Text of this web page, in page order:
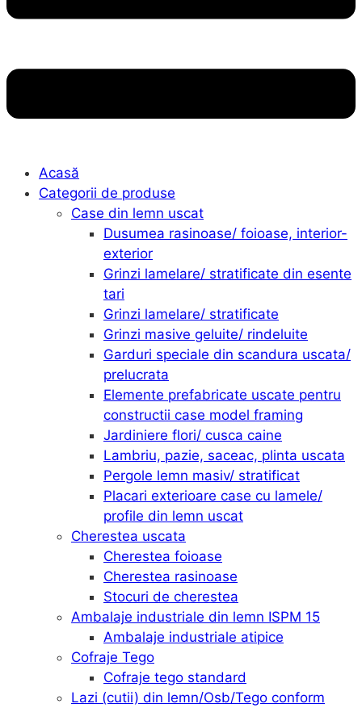
Acasă
Categorii de produse
Case din lemn uscat
Dusumea rasinoase/ foioase, interior-
exterior
Grinzi lamelare/ stratificate din esente
tari
Grinzi lamelare/ stratificate
Grinzi masive geluite/ rindeluite
Garduri speciale din scandura uscata/
prelucrata
Elemente prefabricate uscate pentru
constructii case model framing
Jardiniere flori/ cusca caine
Lambriu, pazie, saceac, plinta uscata
Pergole lemn masiv/ stratificat
Placari exterioare case cu lamele/
profile din lemn uscat
Cherestea uscata
Cherestea foioase
Cherestea rasinoase
Stocuri de cherestea
Ambalaje industriale din lemn ISPM 15
Ambalaje industriale atipice
Cofraje Tego
Cofraje tego standard
Lazi (cutii) din lemn/Osb/Tego conform